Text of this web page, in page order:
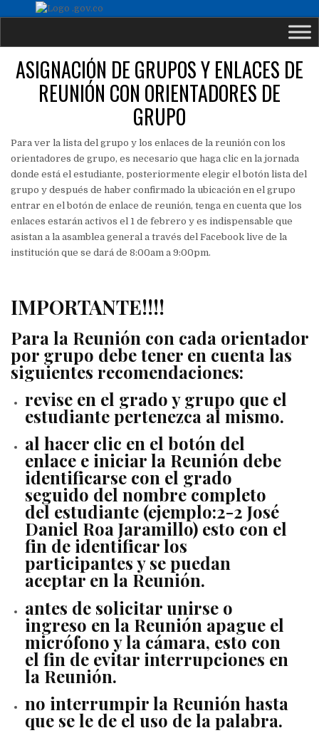
ASIGNACIÓN DE GRUPOS Y ENLACES DE
REUNIÓN CON ORIENTADORES DE
GRUPO
Para ver la lista del grupo y los enlaces de la reunión con los
orientadores de grupo, es necesario que haga clic en la jornada
donde está el estudiante, posteriormente elegir el botón lista del
grupo y después de haber confirmado la ubicación en el grupo
entrar en el botón de enlace de reunión, tenga en cuenta que los
enlaces estarán activos el 1 de febrero y es indispensable que
asistan a la asamblea general a través del Facebook live de la
institución que se dará de 8:00am a 9:00pm.
IMPORTANTE!!!!
Para la Reunión con cada orientador
por grupo debe tener en cuenta las
siguientes recomendaciones:
revise en el grado y grupo que el
estudiante pertenezca al mismo.
al hacer clic en el botón del
enlace e iniciar la Reunión debe
identificarse con el grado
seguido del nombre completo
del estudiante (ejemplo:2-2 José
Daniel Roa Jaramillo) esto con el
fin de identificar los
participantes y se puedan
aceptar en la Reunión.
antes de solicitar unirse o
ingreso en la Reunión apague el
micrófono y la cámara, esto con
el fin de evitar interrupciones en
la Reunión.
no interrumpir la Reunión hasta
que se le de el uso de la palabra.